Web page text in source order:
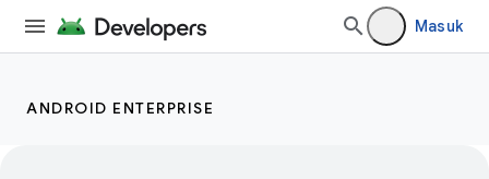
Masuk
ANDROID ENTERPRISE